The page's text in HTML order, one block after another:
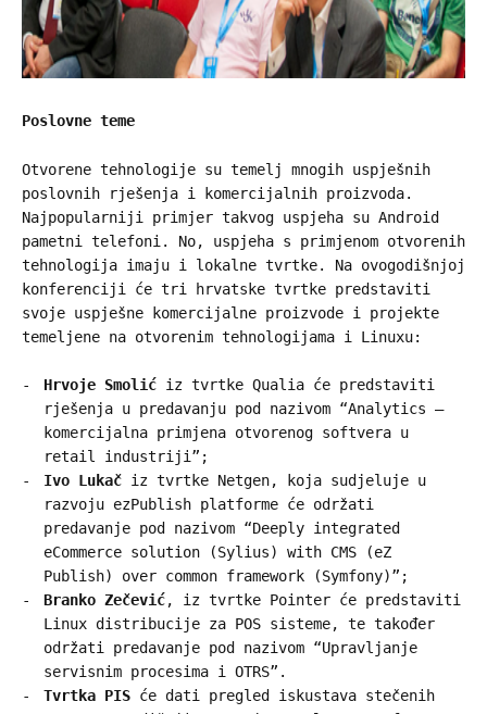
Poslovne teme
Otvorene tehnologije su temelj mnogih uspješnih
poslovnih rješenja i komercijalnih proizvoda.
Najpopularniji primjer takvog uspjeha su Android
pametni telefoni. No, uspjeha s primjenom otvorenih
tehnologija imaju i lokalne tvrtke. Na ovogodišnjoj
konferenciji će tri hrvatske tvrtke predstaviti
svoje uspješne komercijalne proizvode i projekte
temeljene na otvorenim tehnologijama i Linuxu:
Hrvoje Smolić iz tvrtke Qualia će predstaviti
rješenja u predavanju pod nazivom “Analytics –
komercijalna primjena otvorenog softvera u
retail industriji”;
Ivo Lukač iz tvrtke Netgen, koja sudjeluje u
razvoju ezPublish platforme će održati
predavanje pod nazivom “Deeply integrated
eCommerce solution (Sylius) with CMS (eZ
Publish) over common framework (Symfony)”;
Branko Zečević, iz tvrtke Pointer će predstaviti
Linux distribucije za POS sisteme, te također
održati predavanje pod nazivom “Upravljanje
servisnim procesima i OTRS”.
Tvrtka PIS će dati pregled iskustava stečenih